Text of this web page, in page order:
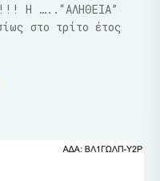
Η …..“ΑΛΗΘΕΙΑ”
στο τρίτο έτος